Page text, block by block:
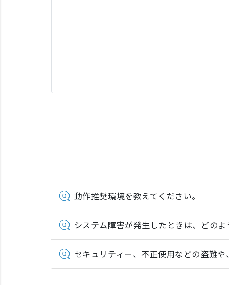
動作推奨環境を教えてください。
システム障害が発生したときは、どの
セキュリティー、不正使用などの盗難